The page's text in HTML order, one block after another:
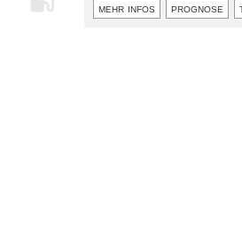
mehr infos prognose